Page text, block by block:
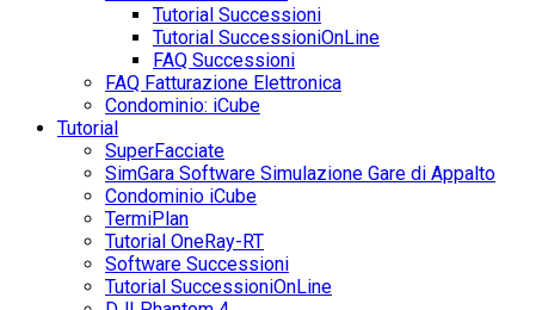
Tutorial Successioni
Tutorial SuccessioniOnLine
FAQ Successioni
FAQ Fatturazione Elettronica
Condominio: iCube
Tutorial
SuperFacciate
SimGara Software Simulazione Gare di Appalto
Condominio iCube
TermiPlan
Tutorial OneRay-RT
Software Successioni
Tutorial SuccessioniOnLine